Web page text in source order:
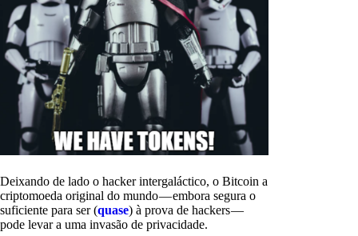
Deixando de lado o hacker intergaláctico, o Bitcoin a
criptomoeda original do mundo — embora segura o
suficiente para ser (quase) à prova de hackers —
pode levar a uma invasão de privacidade.